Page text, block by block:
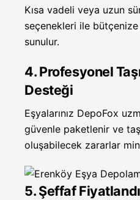
Kısa vadeli veya uzun
seçenekleri ile
sunulur.
4. Profesyonel
Desteği
Eşyalarınız DepoFox
güvenle paketlenir ve
oluşabilecek zararlar
5. Şeffaf